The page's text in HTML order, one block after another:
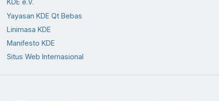
KDE e.V.
Yayasan KDE Qt Bebas
Linimasa KDE
Manifesto KDE
Situs Web Internasional